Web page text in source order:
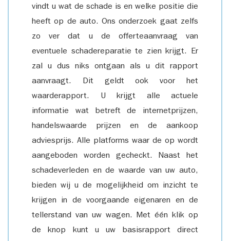
vindt u wat de schade is en welke positie die
heeft op de auto. Ons onderzoek gaat zelfs
zo ver dat u de offerteaanvraag van
eventuele schadereparatie te zien krijgt. Er
zal u dus niks ontgaan als u dit rapport
aanvraagt. Dit geldt ook voor het
waarderapport. U krijgt alle actuele
informatie wat betreft de internetprijzen,
handelswaarde prijzen en de aankoop
adviesprijs. Alle platforms waar de op wordt
aangeboden worden gecheckt. Naast het
schadeverleden en de waarde van uw auto,
bieden wij u de mogelijkheid om inzicht te
krijgen in de voorgaande eigenaren en de
tellerstand van uw wagen. Met één klik op
de knop kunt u uw basisrapport direct